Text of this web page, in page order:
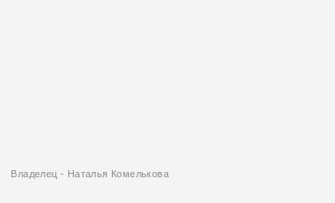
Владелец - Наталья Комелькова